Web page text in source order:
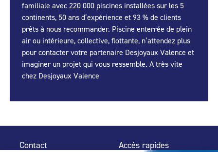
familiale avec 220 000 piscines installées sur les 5
continents, 50 ans d’expérience et 93 % de clients
prêts à nous recommander. Piscine enterrée de plein
air ou intérieure, collective, flottante, n’attendez plus
pour contacter votre partenaire Desjoyaux Valence et
imaginer un projet qui vous ressemble. A très vite
chez Desjoyaux Valence
Contact Accès rapides